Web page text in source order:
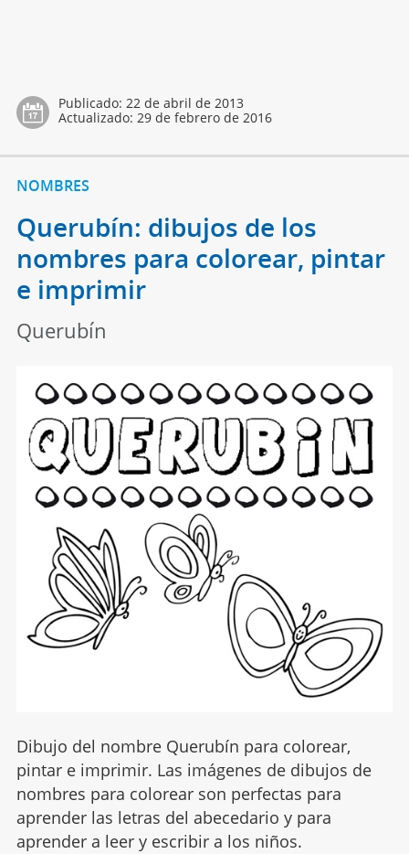
Publicado: 22 de abril de 2013
Actualizado: 29 de febrero de 2016
NOMBRES
Querubín: dibujos de los
nombres para colorear, pintar
e imprimir
Querubín
Dibujo del nombre Querubín para colorear,
pintar e imprimir. Las imágenes de dibujos de
nombres para colorear son perfectas para
aprender las letras del abecedario y para
aprender a leer y escribir a los niños.